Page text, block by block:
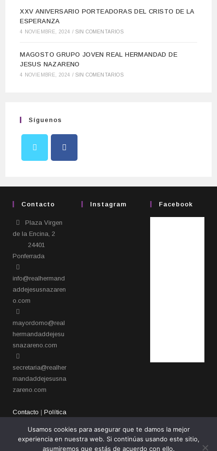
XXV ANIVERSARIO PORTEADORAS DEL CRISTO DE LA
ESPERANZA
4 NOVIEMBRE, 2024 / SIN COMENTARIOS
MAGOSTO GRUPO JOVEN REAL HERMANDAD DE
JESUS NAZARENO
4 NOVIEMBRE, 2024 / SIN COMENTARIOS
Síguenos
Contacto
Plaza Virgen
de la Encina, 2
24401
Ponferrada​
info@realhermand
addejesusnazaren
o.com
mayordomo@real
hermandaddejesu
snazareno.com
secretaria@realher
mandaddejesusna
zareno.com
Contacto |Política
Instagram Facebook
Usamos cookies para asegurar que te damos la mejor
experiencia en nuestra web. Si continúas usando este sitio,
asumiremos que estás de acuerdo con ello.